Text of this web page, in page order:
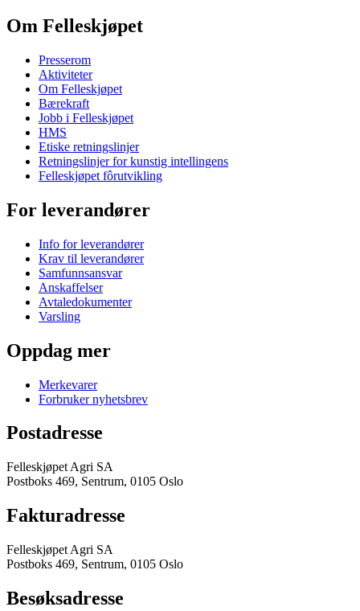
Om Felleskjøpet
Presserom
Aktiviteter
Om Felleskjøpet
Bærekraft
Jobb i Felleskjøpet
HMS
Etiske retningslinjer
Retningslinjer for kunstig intellingens
Felleskjøpet fôrutvikling
For leverandører
Info for leverandører
Krav til leverandører
Samfunnsansvar
Anskaffelser
Avtaledokumenter
Varsling
Oppdag mer
Merkevarer
Forbruker nyhetsbrev
Postadresse
Felleskjøpet Agri SA
Postboks 469, Sentrum, 0105 Oslo
Fakturadresse
Felleskjøpet Agri SA
Postboks 469, Sentrum, 0105 Oslo
Besøksadresse